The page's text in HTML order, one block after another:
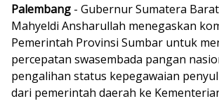
Palembang - Gubernur Sumatera
Mahyeldi Ansharullah menegaskan
Pemerintah Provinsi Sumbar untuk
percepatan swasembada pangan
pengalihan status kepegawaian
dari pemerintah daerah ke